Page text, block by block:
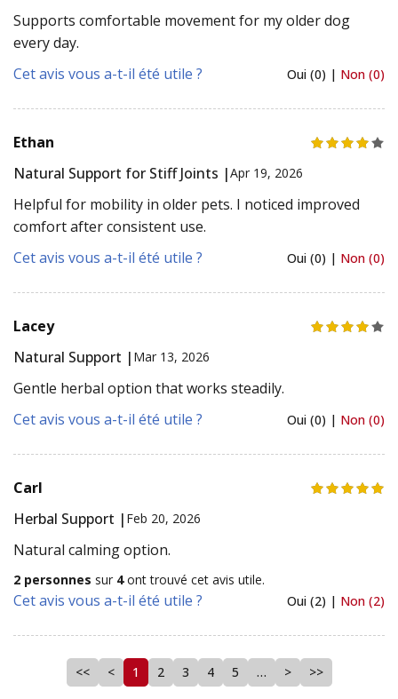
Supports comfortable movement for my older dog
every day.
Cet avis vous a-t-il été utile ?
Oui (0) | Non (0)
Ethan
Natural Support for Stiff Joints |Apr 19, 2026
Helpful for mobility in older pets. I noticed improved
comfort after consistent use.
Cet avis vous a-t-il été utile ?
Oui (0) | Non (0)
Lacey
Natural Support | Mar 13, 2026
Gentle herbal option that works steadily.
Cet avis vous a-t-il été utile ?
Oui (0) | Non (0)
Carl
Herbal Support | Feb 20, 2026
Natural calming option.
2 personnes sur 4ont trouvé cet avis utile.
Cet avis vous a-t-il été utile ? Oui (2) | Non (2)
<< < 1 2 3 4 5 … > >>